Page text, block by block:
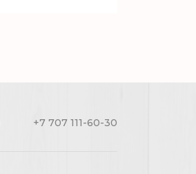
+7 707 111-60-30